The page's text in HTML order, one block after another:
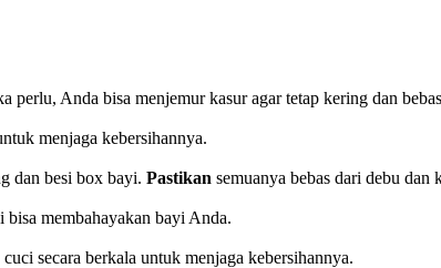
perlu, Anda bisa menjemur kasur agar tetap kering dan
menjaga kebersihannya.
dan besi box bayi. Pastikan semuanya bebas dari debu dan
bisa membahayakan bayi Anda.
secara berkala untuk menjaga kebersihannya.